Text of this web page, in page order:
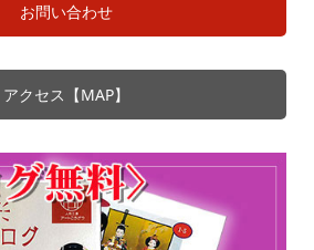
お問い合わせ
アクセス【MAP】